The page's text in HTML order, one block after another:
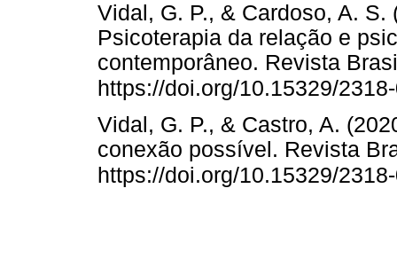
Vidal, G. P., & Cardoso, A.
Psicoterapia da relação e
contemporâneo. Revista
https://doi.org/10.15329/
Vidal, G. P., & Castro, A.
conexão possível. Revista
https://doi.org/10.15329/